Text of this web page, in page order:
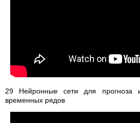
29 Нейронные сети для прогноза
временных рядов